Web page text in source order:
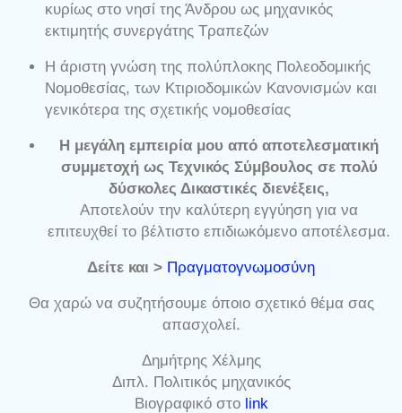
κυρίως στο νησί της Άνδρου ως μηχανικός
εκτιμητής συνεργάτης Τραπεζών
Η άριστη γνώση της πολύπλοκης Πολεοδομικής
Νομοθεσίας, των Κτιριοδομικών Κανονισμών και
γενικότερα της σχετικής νομοθεσίας
Η μεγάλη εμπειρία μου από αποτελεσματική
συμμετοχή ως Τεχνικός Σύμβουλος σε πολύ
δύσκολες Δικαστικές διενέξεις,
Αποτελούν την καλύτερη εγγύηση για να
επιτευχθεί το βέλτιστο επιδιωκόμενο αποτέλεσμα.
Δείτε και > Πραγματογνωμοσύνη
Θα χαρώ να συζητήσουμε όποιο σχετικό θέμα σας
απασχολεί.
Δημήτρης Χέλμης
Διπλ. Πολιτικός μηχανικός
Βιογραφικό στο link